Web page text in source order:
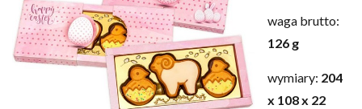
waga brutto:
126 g
wymiary: 204
x 108 x 22